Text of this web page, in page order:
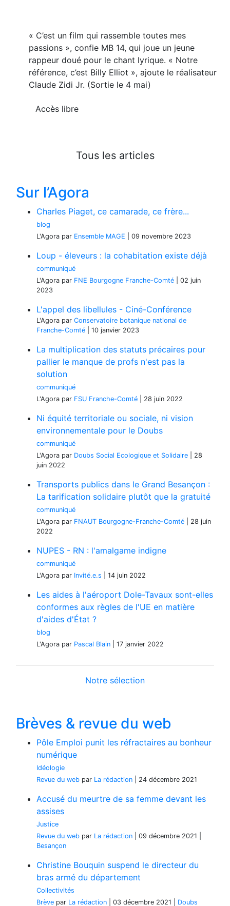
« C’est un film qui rassemble toutes mes
passions », confie MB 14, qui joue un jeune
rappeur doué pour le chant lyrique. « Notre
référence, c’est Billy Elliot », ajoute le réalisateur
Claude Zidi Jr. (Sortie le 4 mai)
Accès libre
Tous les articles
Sur l’Agora
Charles Piaget, ce camarade, ce frère...
blog
L'Agora par Ensemble MAGE 09 novembre 2023
Loup - éleveurs : la cohabitation existe déjà
communiqué
L'Agora par FNE Bourgogne Franche-Comté
02 juin
2023
L'appel des libellules - Ciné-Conférence
L'Agora par Conservatoire botanique national de
Franche-Comté
10 janvier 2023
La multiplication des statuts précaires pour
pallier le manque de profs n'est pas la
solution
communiqué
L'Agora par FSU Franche-Comté 28 juin 2022
Ni équité territoriale ou sociale, ni vision
environnementale pour le Doubs
communiqué
L'Agora par Doubs Social Ecologique et Solidaire
28
juin 2022
Transports publics dans le Grand Besançon :
La tarification solidaire plutôt que la gratuité
communiqué
L'Agora par FNAUT Bourgogne-Franche-Comté
28 juin
2022
NUPES - RN : l'amalgame indigne
communiqué
L'Agora par Invité.e.s 14 juin 2022
Les aides à l'aéroport Dole-Tavaux sont-elles
conformes aux règles de l'UE en matière
d'aides d'État ?
blog
L'Agora par Pascal Blain 17 janvier 2022
Notre sélection
Brèves & revue du web
Pôle Emploi punit les réfractaires au bonheur
numérique
Idéologie
Revue du web par La rédaction 24 décembre 2021
Accusé du meurtre de sa femme devant les
assises
Justice
Revue du web par La rédaction 09 décembre 2021
Besançon
Christine Bouquin suspend le directeur du
bras armé du département
Collectivités
Brève par La rédaction 03 décembre 2021 Doubs